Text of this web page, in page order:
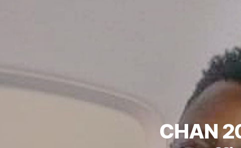
CHAN